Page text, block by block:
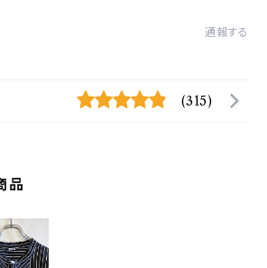
通報する
(315)
品